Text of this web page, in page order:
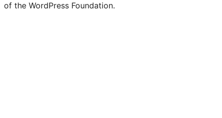
of the WordPress Foundation.